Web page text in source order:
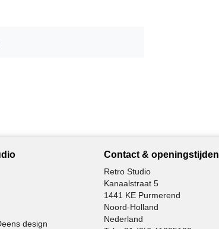
design
Contact & openingstijden
Retro Studio
Kanaalstraat 5
1441 KE Purmerend
Noord-Holland
Nederland